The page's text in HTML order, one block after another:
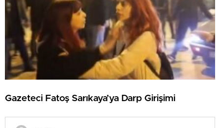
Gazeteci Fatoş Sarıkaya’ya Darp Girişimi